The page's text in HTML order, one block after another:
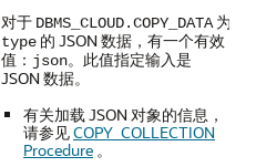
对于 DBMS_CLOUD.COPY_DATA为
type 的 JSON 数据，有一个有效
值： json。此值指定输入是
JSON 数据。
有关加载 JSON 对象的信息，
请参见COPY_COLLECTION
Procedure 。